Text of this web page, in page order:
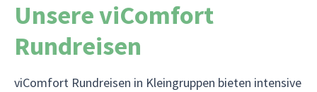
Unsere viComfort
Rundreisen
viComfort Rundreisen in Kleingruppen bieten intensive